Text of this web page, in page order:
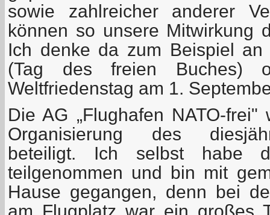
sowie zahlreicher anderer
können so unsere Mitwirkung
Ich denke da zum Beispiel
(Tag des freien Buches)
Weltfriedenstag am 1.
Die AG „Flughafen NATO-
Organisierung des
beteiligt. Ich selbst habe
teilgenommen und bin mit
Hause gegangen, denn bei
am Flugplatz war ein großes